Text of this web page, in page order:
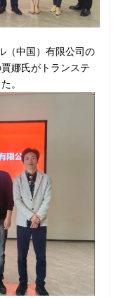
（中国）有限公司の
娜氏がトランステ
。